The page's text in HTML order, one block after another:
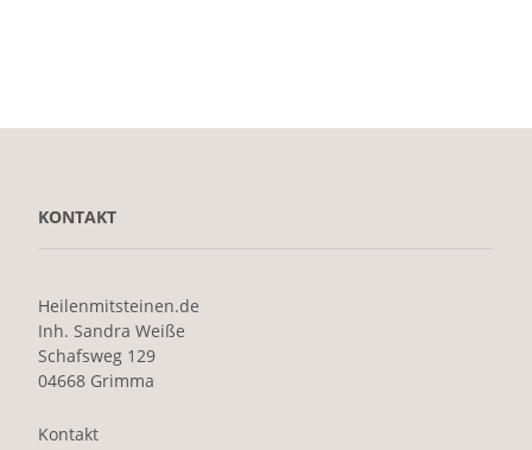
KONTAKT
Heilenmitsteinen.de
Inh. Sandra Weiße
Schafsweg 129
04668 Grimma
Kontakt